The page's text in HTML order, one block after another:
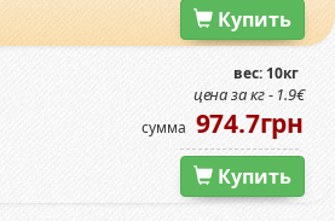
Купить
вес: 10кг
цена за кг - 1.9€
сумма 974.7грн
Купить